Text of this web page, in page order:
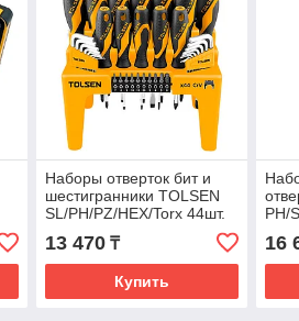
Наборы отверток бит и
шестигранники TOLSEN
SL/PH/PZ/HEX/Torx 44шт.
13 470₸
Купить
PH/
16